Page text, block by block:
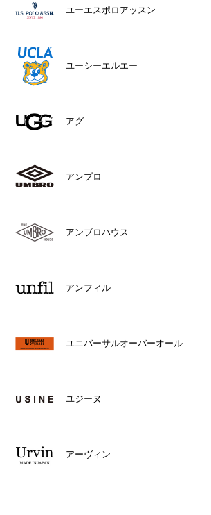
ユーエスポロアッスン
ユーシーエルエー
アグ
アンブロ
アンブロハウス
アンフィル
ユニバーサルオーバーオール
ユジーヌ
アーヴィン